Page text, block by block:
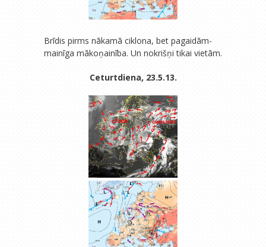
Brīdis pirms nākamā ciklona, bet pagaidām-
mainīga mākoņainība. Un nokrišņi tikai vietām.
Ceturtdiena, 23.5.13.